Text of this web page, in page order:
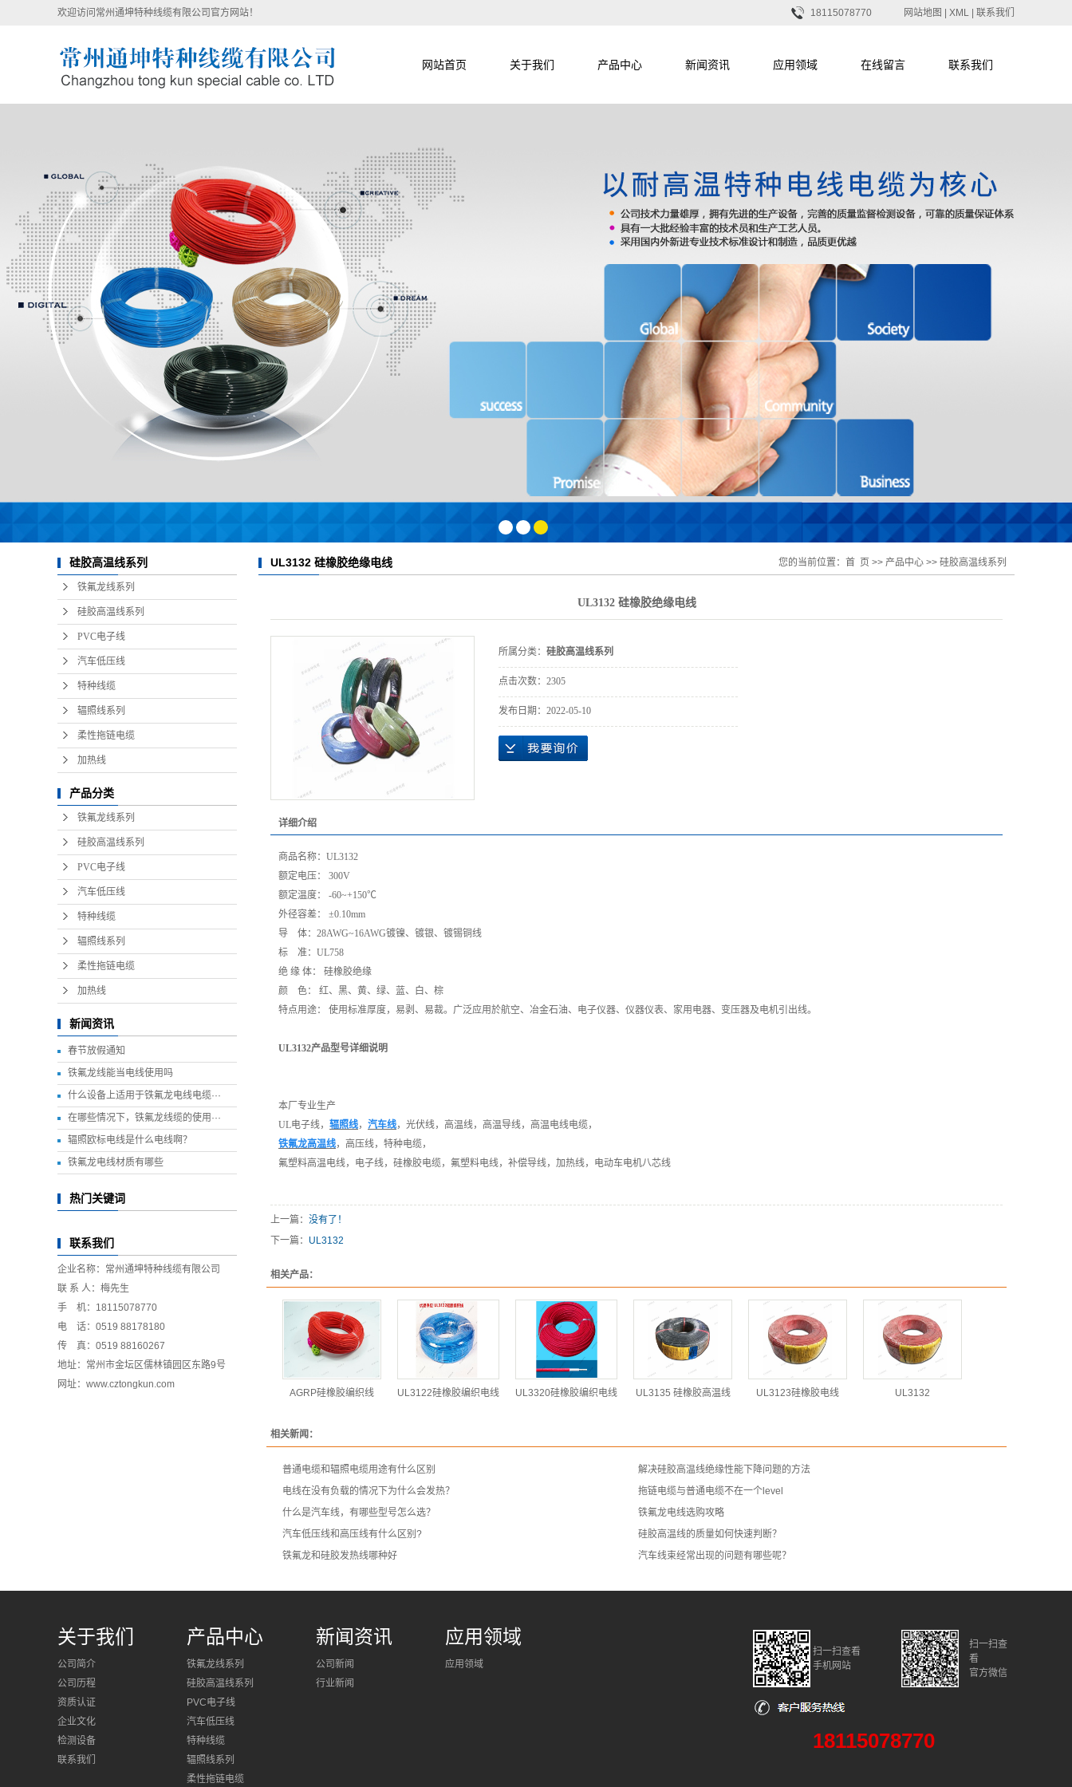
欢迎访问常州通坤特种线缆有限公司官方网站！ 网站地图 XML 联系我们
18115078770
网站首页 关于我们 产品中心
PVC电子线
汽车低压线
特种线缆
辐照线系列
新闻资讯 应用领域 在线留言 联系我们
3
硅胶高温线系列
铁氟龙线系列
硅胶高温线系列
PVC电子线
汽车低压线
特种线缆
辐照线系列
柔性拖链电缆
加热线
产品分类
铁氟龙线系列
硅胶高温线系列
PVC电子线
汽车低压线
特种线缆
辐照线系列
柔性拖链电缆
加热线
新闻资讯
春节放假通知
铁氟龙线能当电线使用吗
什么设备上适用于铁氟龙电线电缆···
在哪些情况下，铁氟龙线缆的使用···
辐照欧标电线是什么电线啊？
铁氟龙电线材质有哪些
热门关键词
联系我们
企业名称：常州通坤特种线缆有限公司
联 系 人：梅先生
手 机：18115078770
电 话：0519 88178180
传 真：0519 88160267
地址：常州市金坛区儒林镇园区东路9号
网址： www.cztongkun.com
UL3132 硅橡胶绝缘电线 您的当前位置： 首 页 >> 产品中心 >> 硅胶高温线系列
UL3132 硅橡胶绝缘电线
所属分类： 硅胶高温线系列
点击次数： 2305
发布日期： 2022-05-10
详细介绍
商品名称：UL3132
额定电压： 300V
额定温度： -60~+150℃
外径容差： ±0.10mm
导 体：28AWG~16AWG镀镍、镀银、镀锡铜线
标 准：UL758
绝 缘 体： 硅橡胶绝缘
颜 色： 红、黑、黄、绿、蓝、白、棕
特点用途： 使用标准厚度，易剥、易裁。广泛应用於航空、冶金石油、电子仪器、仪器仪表、家用电器、变压器及电机引出线。
UL3132产品型号详细说明
本厂专业生产
UL电子线， 辐照线， 汽车线，光伏线，高温线，高温导线，高温电线电缆，
铁氟龙高温线，高压线，特种电缆，
氟塑料高温电线，电子线，硅橡胶电缆，氟塑料电线，补偿导线，加热线，电动车电机八芯线
上一篇： 没有了！
下一篇： UL3132
相关产品：
AGRP硅橡胶编织线 UL3122硅橡胶编织电线 UL3320硅橡胶编织电线 UL3135 硅橡胶高温线 UL3123硅橡胶电线 UL3132
相关新闻：
普通电缆和辐照电缆用途有什么区别
解决硅胶高温线绝缘性能下降问题的方法
电线在没有负载的情况下为什么会发热？
拖链电缆与普通电缆不在一个level
什么是汽车线，有哪些型号怎么选？
铁氟龙电线选购攻略
汽车低压线和高压线有什么区别?
硅胶高温线的质量如何快速判断？
铁氟龙和硅胶发热线哪种好
汽车线束经常出现的问题有哪些呢？
关于我们
公司简介
公司历程
资质认证
企业文化
检测设备
联系我们
产品中心
铁氟龙线系列
硅胶高温线系列
PVC电子线
汽车低压线
特种线缆
辐照线系列
柔性拖链电缆
新闻资讯
公司新闻
行业新闻
应用领域
应用领域
扫一扫查看
手机网站
扫一扫查
看
官方微信
18115078770